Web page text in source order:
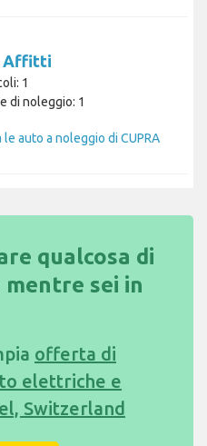
Affitti
1
di noleggio: 1
auto a noleggio di CUPRA
qualcosa di
sei in
offerta di
elettriche e
Switzerland